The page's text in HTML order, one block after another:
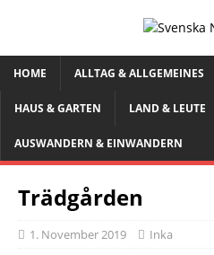
HOME ALLTAG & ALLGEMEINES
HAUS & GARTEN LAND & LEUTE
AUSWANDERN & EINWANDERN
Trädgården
1. November 2019 Inka